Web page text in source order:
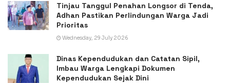
Tinjau Tanggul Penahan Longsor di Tenda,
Adhan Pastikan Perlindungan Warga Jadi
Prioritas
Wednesday, 29 July 2026
Dinas Kependudukan dan Catatan Sipil,
Imbau Warga Lengkapi Dokumen
Kependudukan Sejak Dini